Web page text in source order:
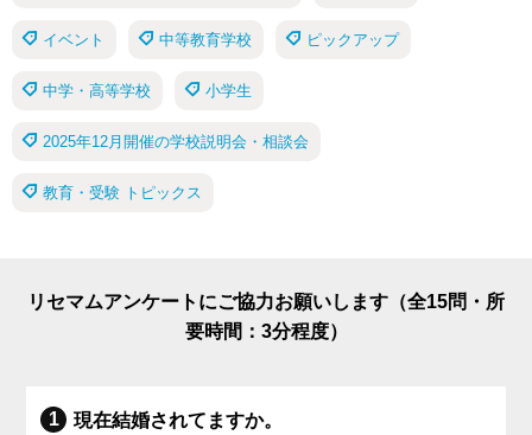
イベント 中等教育学校 ピックアップ
中学・高等学校 小学生
2025年12月開催の学校説明会・相談会
教育・受験 トピックス
リセマムアンケートにご協力お願いします（全15問・所
要時間：3分程度）
現在結婚されてますか。